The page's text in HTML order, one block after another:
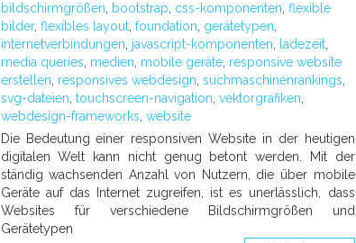
bildschirmgrößen
bootstrap css-komponenten flexible
bilder, flexibles layout, foundation gerätetypen
internetverbindungen javascript-komponenten ladezeit,
media queries medien mobile geräte, responsive website
erstellen responsives webdesign suchmaschinenrankings
svg-dateien touchscreen-navigation vektorgrafiken
webdesign-frameworks website
Die Bedeutung einer responsiven Website in der heutigen
digitalen Welt kann nicht genug betont werden. Mit der
ständig wachsenden Anzahl von Nutzern, die über mobile
Geräte auf das Internet zugreifen, ist es unerlässlich, dass
Websites für verschiedene Bildschirmgrößen und
Gerätetypen